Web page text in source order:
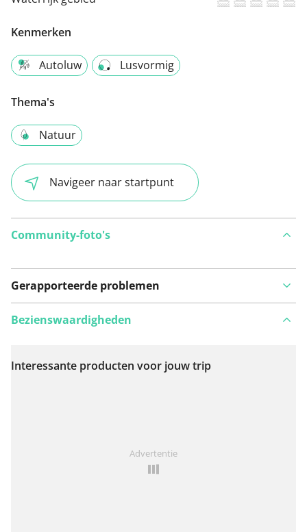
Kenmerken
Autoluw Lusvormig
Thema's
Natuur
Navigeer naar startpunt
Community-foto's
Gerapporteerde problemen
Bekijk op kaart
Bezienswaardigheden
Interessante producten voor jouw trip
Advertentie